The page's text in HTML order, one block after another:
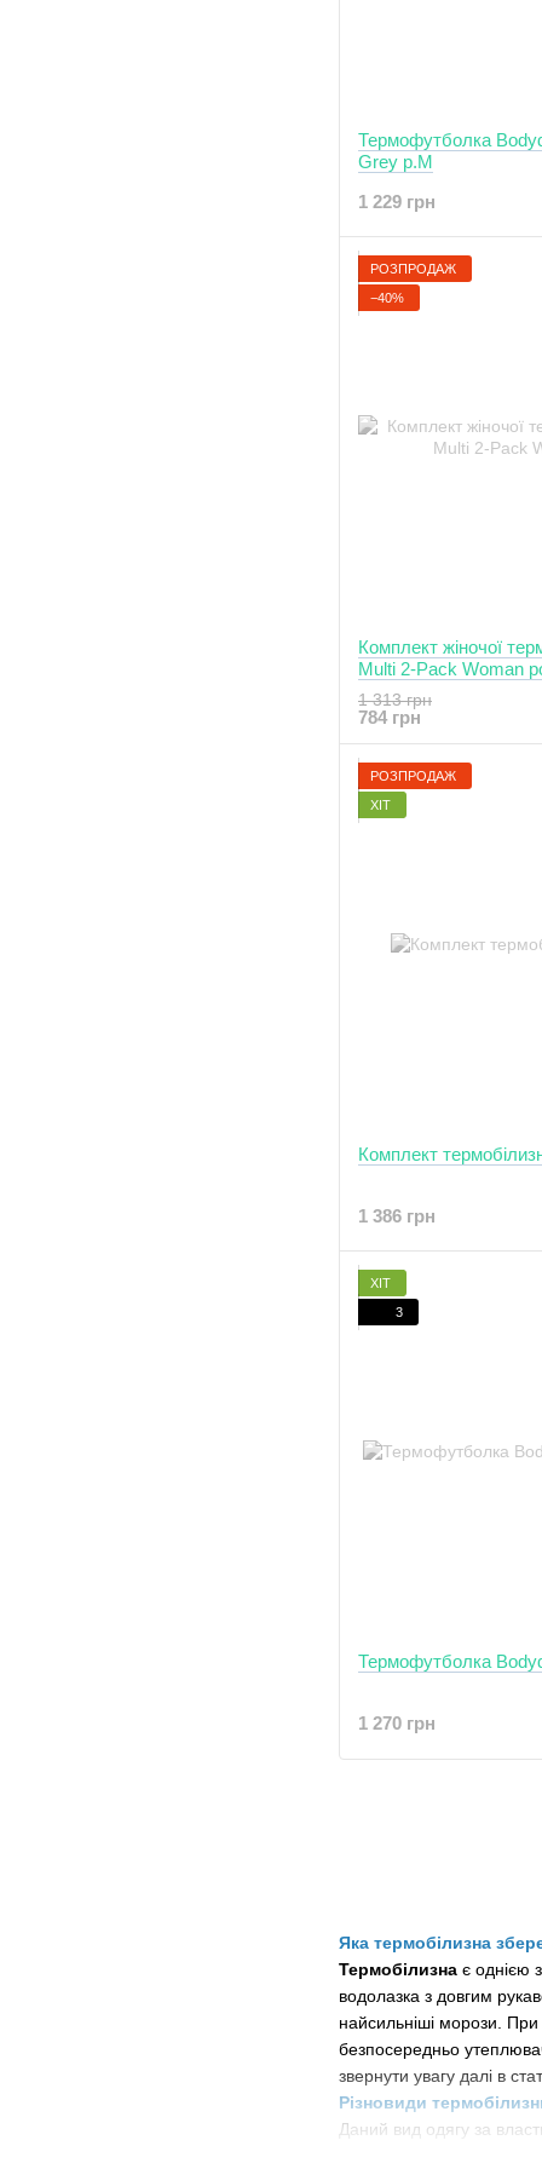
Яка термобілизна
Термобілизна є однією
водолазка з довгим
найсильніші морози. При
безпосередньо
звернути увагу далі в
Різновиди
Даний вид одягу за
Термофутболка
Grey р.M
1 229 грн
РОЗПРОДАЖ
−40%
Комплект жіночої
Multi 2-Pack Woman
1 313 грн
784 грн
РОЗПРОДАЖ
ХІТ
Комплект
1 386 грн
ХІТ
3
Термофутболка
1 270 грн